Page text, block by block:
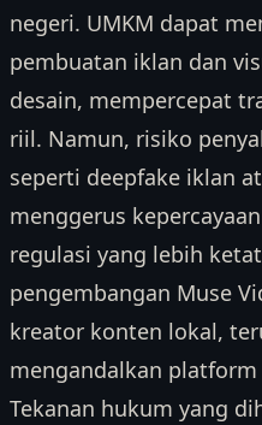
negeri. UMKM dapat
pembuatan iklan dan
desain, mempercepat
riil. Namun, risiko
seperti deepfake iklan
menggerus
regulasi yang lebih
pengembangan Muse
kreator konten lokal,
mengandalkan
Tekanan hukum yang